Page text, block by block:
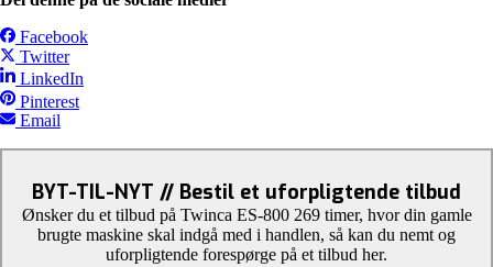
Facebook
Twitter
LinkedIn
Pinterest
Email
BYT-TIL-NYT // Bestil et uforpligtende tilbud
Ønsker du et tilbud på Twinca ES-800 269 timer, hvor din gamle
brugte maskine skal indgå med i handlen, så kan du nemt og
uforpligtende forespørge på et tilbud her.